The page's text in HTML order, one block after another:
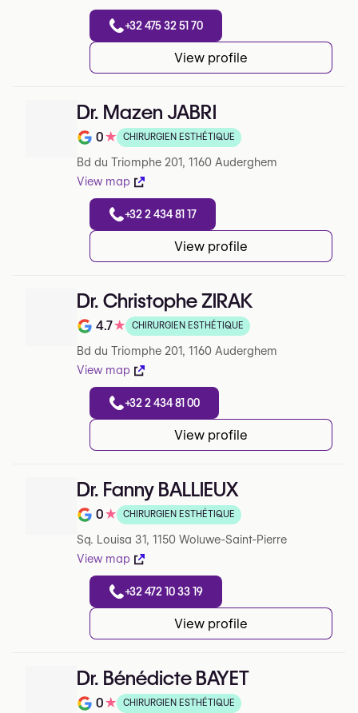
+32 475 32 51 70
View profile
Dr. Mazen JABRI
Note de 0 sur 5 sur Google
0★ CHIRURGIEN ESTHÉTIQUE
Bd du Triomphe 201, 1160 Auderghem
View map
+32 2 434 81 17
View profile
Dr. Christophe ZIRAK
Note de 4.7 sur 5 sur Google
4.7★ CHIRURGIEN ESTHÉTIQUE
Bd du Triomphe 201, 1160 Auderghem
View map
+32 2 434 81 00
View profile
Dr. Fanny BALLIEUX
Note de 0 sur 5 sur Google
0★ CHIRURGIEN ESTHÉTIQUE
Sq. Louisa 31, 1150 Woluwe-Saint-Pierre
View map
+32 472 10 33 19
View profile
Dr. Bénédicte BAYET
0★ CHIRURGIEN ESTHÉTIQUE